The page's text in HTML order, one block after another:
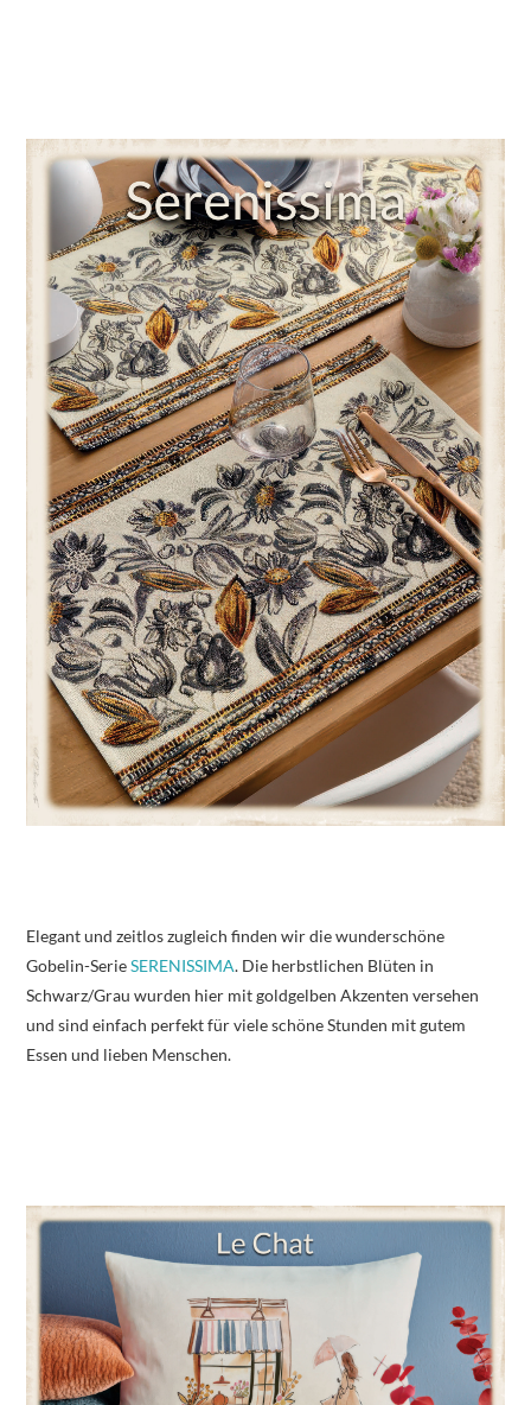
Elegant und zeitlos zugleich finden wir die wunderschöne
Gobelin-SerieSERENISSIMA. Die herbstlichen Blüten in
Schwarz/Grau wurden hier mit goldgelben Akzenten versehen
und sind einfach perfekt für viele schöne Stunden mit gutem
Essen und lieben Menschen.